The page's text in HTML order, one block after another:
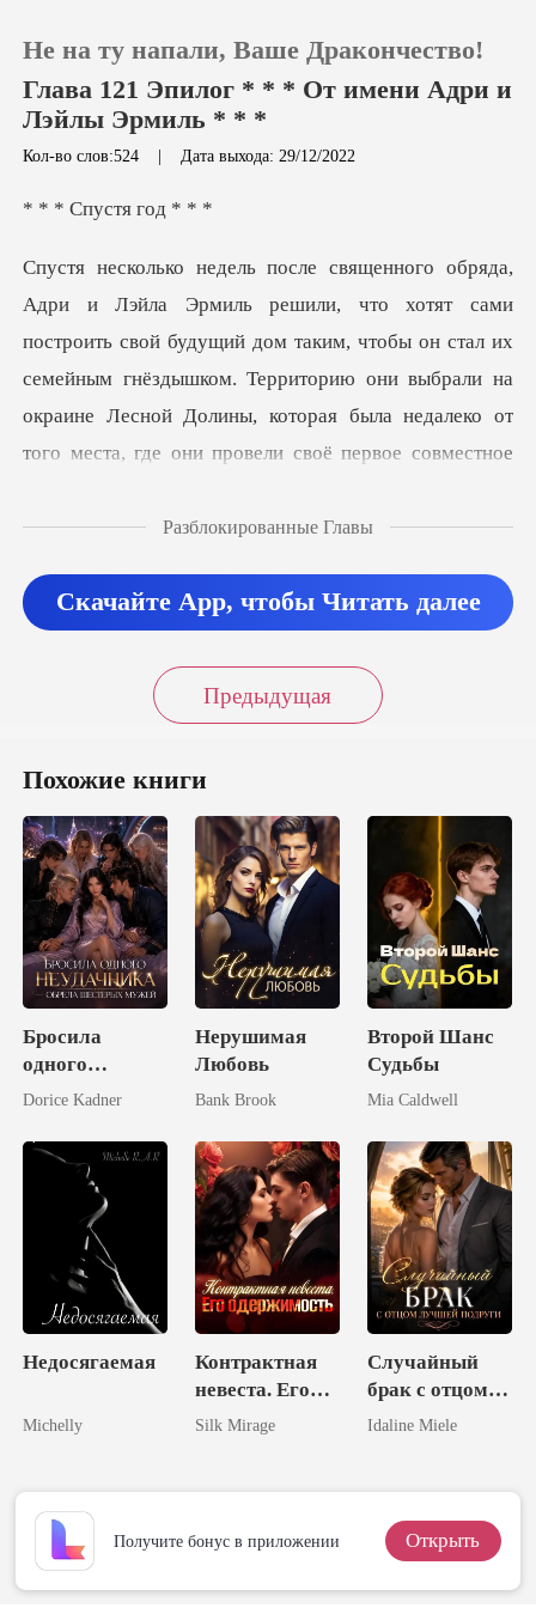
История чтения
Выйти
Скачать приложение
Не на ту напали, Ваше Дракончество!
Глава 121 Эпилог * * * От имени Адри и
Лэйлы Эрмиль * * *
Кол-во слов:524 | Дата выхода: 29/12/2022
пустя г
ь свой будущий дом таким, чтобы он стал их
семейным гнёздышком. Территорию они выбрали на
окраине Ле
Разблокированные Главы
Скачайте App, чтобы Читать далее
Предыдущая
Похожие книги
Бросила
одного
неудачника -
шестерых
Dorice Kadner
Нерушимая
Любовь
Bank Brook
Второй Шанс
Судьбы
Mia Caldwell
Недосягаемая
Michelly
Контрактная
невеста. Его
одержимость
Silk Mirage
Случайный
брак с отцом
лучшей
Idaline Miele
Получите бонус в приложении Открыть